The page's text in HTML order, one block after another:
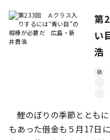
第
い
浩
鯉のぼりの季節ととも
もあった借金も５月17日